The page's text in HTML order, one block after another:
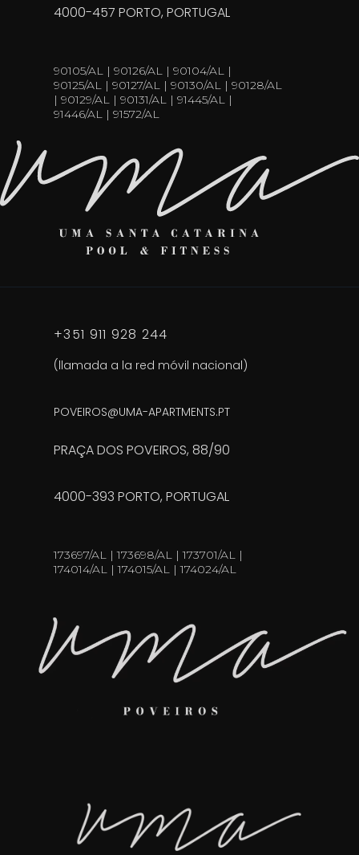
4000-457 PORTO, PORTUGAL
90105/AL | 90126/AL | 90104/AL |
90125/AL | 90127/AL | 90130/AL | 90128/AL
| 90129/AL | 90131/AL | 91445/AL |
91446/AL | 91572/AL
+351 911 928 244
(llamada a la red móvil nacional)
POVEIROS@UMA-APARTMENTS.PT
PRAÇA DOS POVEIROS, 88/90
4000-393 PORTO, PORTUGAL
173697/AL | 173698/AL | 173701/AL |
174014/AL | 174015/AL | 174024/AL